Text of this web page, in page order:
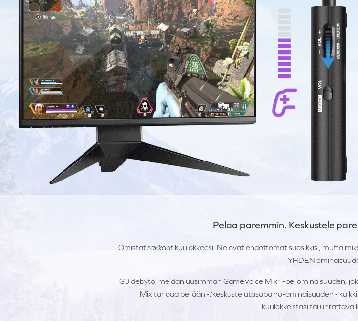
Pelaa paremmin. Keskustele
Omistat rakkaatkuulokkeesi. Ne ovat ehdottomat suosikkisi, mutta
YHDEN
G3 debytoi meidän uusimman GameVoice Mix* -peliominaisuuden,
Mix tarjoaa peliääni-/keskustelutasapaino-ominaisuuden -
kuulokkeistasi tai uhrattava